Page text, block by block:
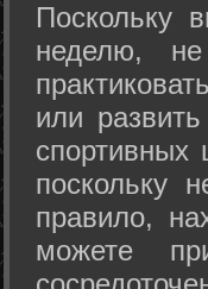
Поскольку
неделю,
или
спортивных
поскольку
правило,
можете